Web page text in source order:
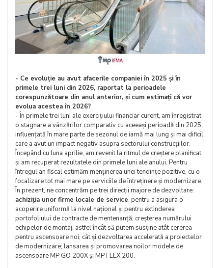
- Ce evoluție au avut afacerile companiei în 2025 și în
primele trei luni din 2026, raportat la perioadele
corespunzătoare din anul anterior, și cum estimați că vor
evolua acestea în 2026?
- În primele trei luni ale exercițiului financiar curent, am înregistrat
o stagnare a vânzărilor comparativ cu aceeași perioadă din 2025,
influențată în mare parte de sezonul de iarnă mai lung și mai dificil,
care a avut un impact negativ asupra sectorului construcțiilor.
Începând cu luna aprilie, am revenit la ritmul de creștere planificat
și am recuperat rezultatele din primele luni ale anului. Pentru
întregul an fiscal estimăm menținerea unei tendințe pozitive, cu o
focalizare tot mai mare pe serviciile de întreținere și modernizare.
În prezent, ne concentrăm pe trei direcții majore de dezvoltare:
achiziția unor firme locale de service, pentru a asigura o
acoperire uniformă la nivel național și pentru extinderea
portofoliului de contracte de mentenanță; creșterea numărului
echipelor de montaj, astfel încât să putem susține atât cererea
pentru ascensoare noi, cât și dezvoltarea accelerată a proiectelor
de modernizare; lansarea și promovarea noilor modele de
ascensoare MP GO 200X și MP FLEX 200.